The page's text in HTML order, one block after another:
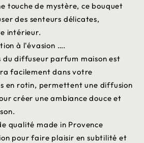
touche de mystère, ce bouquet
des senteurs délicates,
intérieur.
à l'évasion ….
diffuseur parfum maison est
facilement dans votre
en rotin, permettent une diffusion
créer une ambiance douce et
qualité made in Provence
pour faire plaisir en subtilité et